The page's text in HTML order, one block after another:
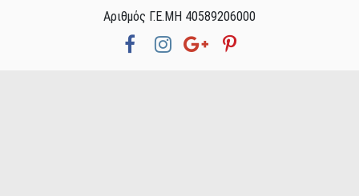
Αριθμός Γ.Ε.ΜΗ 40589206000